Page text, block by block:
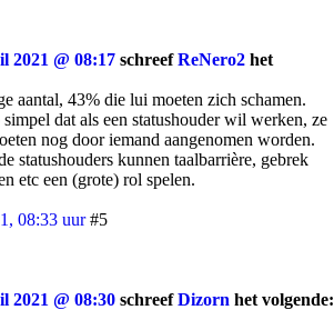
2021 @ 08:17 schreefReNero2 het
aantal, 43% die lui moeten zich schamen.
dat als een statushouder wil werken, ze
nog door iemand aangenomen worden.
statushouders kunnen taalbarrière, gebrek
etc een (grote) rol spelen.
08:33 uur #5
2021 @ 08:30 schreefDizorn het volgende: